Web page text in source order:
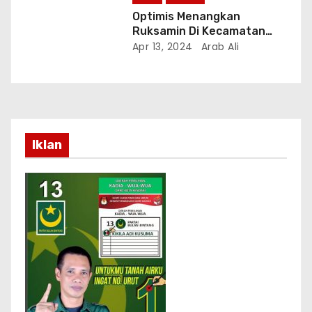
Optimis Menangkan
Ruksamin Di Kecamatan
Abeli “Ungkap Faisal Ketua
Apr 13, 2024 Arab Ali
Iklan